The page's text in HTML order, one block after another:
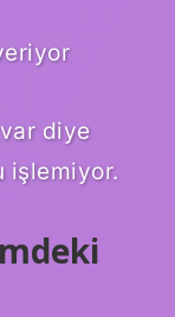
diye
işlemiyor.